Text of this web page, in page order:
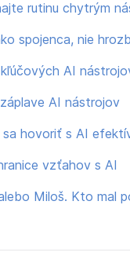
rutinu chytrým
spojenca, nie
AI
AI nástrojov
hovoriť s AI
vzťahov s AI
Miloš. Kto mal